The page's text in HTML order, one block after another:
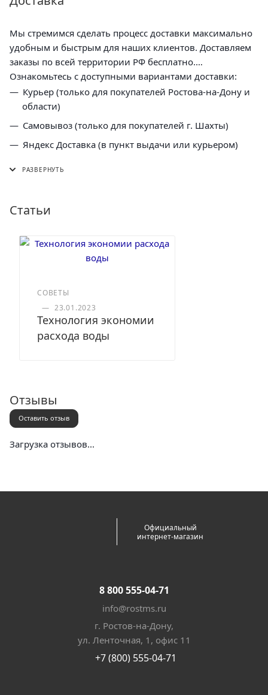
Мы стремимся сделать процесс доставки максимально
удобным и быстрым для наших клиентов. Доставляем
заказы по всей территории РФ бесплатно.
Ознакомьтесь с доступными вариантами доставки:
Курьер (только для покупателей Ростова-на-Дону и
области)
Самовывоз (только для покупателей г. Шахты)
Яндекс Доставка (в пункт выдачи или курьером)
Статьи
СОВЕТЫ
— 23.01.2023
Технология экономии
расхода воды
Отзывы
Оставить отзыв
Загрузка отзывов...
Официальный
интернет-магазин
8 800 555-04-71
info@rostms.ru
г. Ростов-на-Дону,
ул. Ленточная, 1, офис 11
+7 (800) 555-04-71